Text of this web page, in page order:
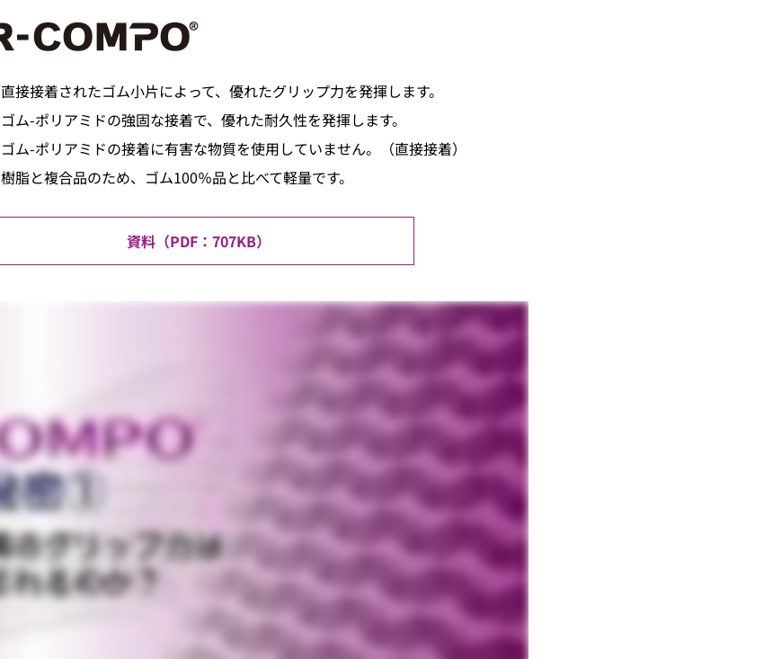
直接接着されたゴム小片によって、優れたグリップ力を発揮します。
ゴム-ポリアミドの強固な接着で、優れた耐久性を発揮します。
ゴム-ポリアミドの接着に有害な物質を使用していません。（直接接着）
樹脂と複合品のため、ゴム100％品と比べて軽量です。
資料（ 707KB）